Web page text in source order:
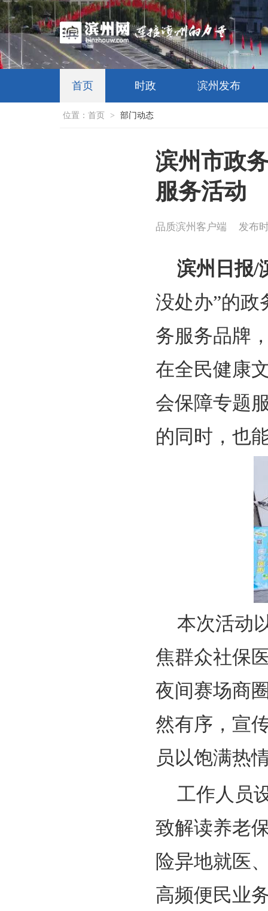
首页 时政 滨州发布
位置： 首页 > 部门动态
滨州市政
服务活动
品质滨州客户端 发布
滨州日报/
没处办”的政
务服务品牌
在全民健康
会保障专题
的同时，也
本次活动
焦群众社保
夜间赛场商
然有序，宣
员以饱满热
工作人员
致解读养老
险异地就医
高频便民业